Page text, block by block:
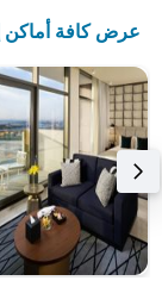
عرض كافة أماكن